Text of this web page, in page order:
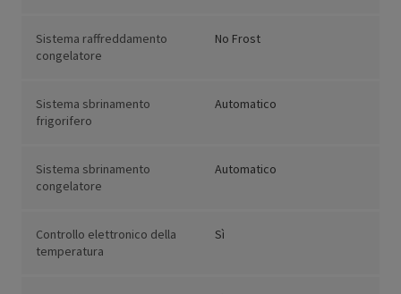
Sistema raffreddamento
congelatore
No Frost
Sistema sbrinamento
frigorifero
Automatico
Sistema sbrinamento
congelatore
Automatico
Controllo elettronico della
temperatura
Sì